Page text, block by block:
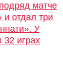
матче
отдал три
У
32 играх